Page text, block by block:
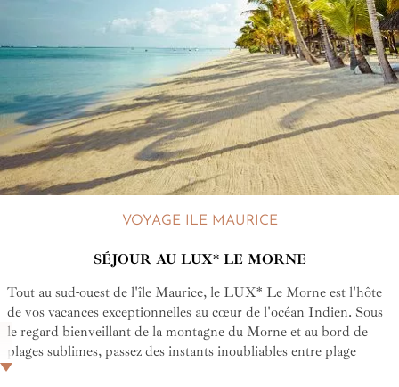
VOYAGE ILE MAURICE
SÉJOUR AU LUX* LE MORNE
Tout au sud-ouest de l'île Maurice, le LUX* Le Morne est l'hôte
de vos vacances exceptionnelles au cœur de l'océan Indien. Sous
le regard bienveillant de la montagne du Morne et au bord de
plages sublimes, passez des instants inoubliables entre plage
paradisiaque et service luxueux.